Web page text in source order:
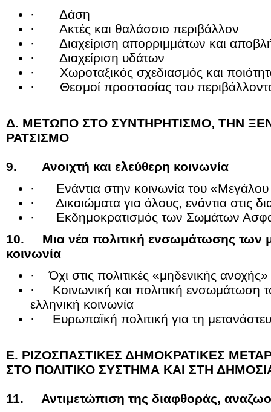
· Δάση
· Ακτές και θαλάσσιο περιβάλλον
· Διαχείριση απορριμμάτων και
· Διαχείριση υδάτων
· Χωροταξικός σχεδιασμός και
· Θεσμοί προστασίας του
Δ. ΜΕΤΩΠΟ ΣΤΟ ΣΥΝΤΗΡΗΤΙΣΜΟ, ΤΗΝ
ΡΑΤΣΙΣΜΟ
9. Ανοιχτή και ελεύθερη κοινωνία
· Ενάντια στην κοινωνία του
· Δικαιώματα για όλους, ενάντια στις
· Εκδημοκρατισμός των Σωμάτων
10. Μια νέα πολιτική ενσωμάτωσης των
κοινωνία
· Όχι στις πολιτικές «μηδενικής ανοχής»
· Κοινωνική και πολιτική ενσωμάτωση
ελληνική κοινωνία
· Ευρωπαϊκή πολιτική για τη
Ε. ΡΙΖΟΣΠΑΣΤΙΚΕΣ ΔΗΜΟΚΡΑΤΙΚΕΣ
ΣΤΟ ΠΟΛΙΤΙΚΟ ΣΥΣΤΗΜΑ ΚΑΙ ΣΤΗ
11. Αντιμετώπιση της διαφθοράς,